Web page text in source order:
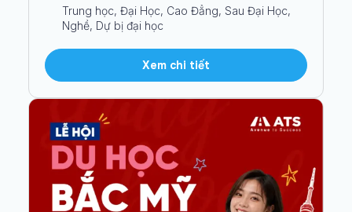
Trung học, Đại Học, Cao Đẳng, Sau Đại Học,
Nghề, Dự bị đại học
Xem chi tiết